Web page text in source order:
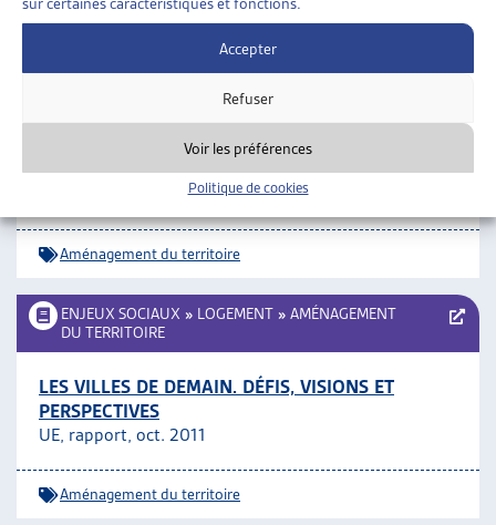
Accepter
Refuser
Voir les préférences
Politique de cookies
Logement
ENJEUX SOCIAUX»LOGEMENT»AMÉNAGEMENT
LES ENFANTS: RÉVÉLATEURS DE NOS RAPPORTS
AUX ESPACES PUBLICS
Métropolitiques, juin 2012
Aménagement du territoire
ENJEUX SOCIAUX » LOGEMENT » AMÉNAGEMENT
DU TERRITOIRE
LES VILLES DE DEMAIN. DÉFIS, VISIONS ET
PERSPECTIVES
UE, rapport, oct. 2011
Aménagement du territoire